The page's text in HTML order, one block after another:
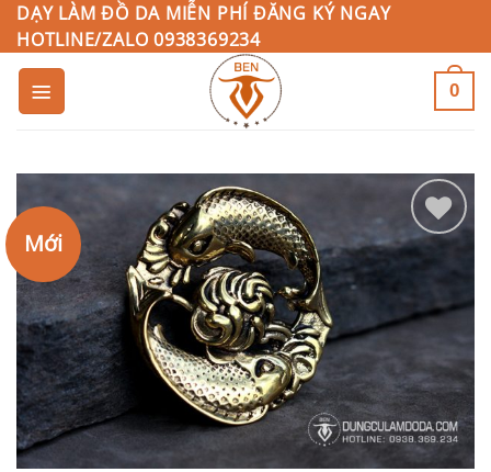
Bỏ
qua
nội
DẠY LÀM ĐỒ DA MIỄN PHÍ ĐĂNG KÝ NGAY
HOTLINE/ZALO 0938369234
0
Mới
Add to
Wishlist